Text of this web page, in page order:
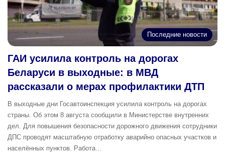
Последние новости
ГАИ усилила контроль на дорогах
Беларуси в выходные: в МВД
рассказали о мерах профилактики ДТП
В выходные дни Госавтоинспекция усилила контроль на дорогах
страны. Об этом 8 августа сообщили в Министерстве внутренних
дел. Для повышения безопасности дорожного движения сотрудники
ДПС проводят масштабную отработку аварийно опасных участков и
населённых пунктов. Работа…